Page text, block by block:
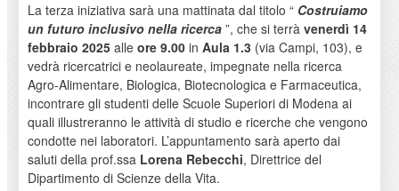
La terza iniziativa sarà una mattinata dal titolo “ Costruiamo
un futuro inclusivo nella ricerca ”, che si terrà venerdì 14
febbraio 2025alle ore 9.00in Aula 1.3(via Campi, 103), e
vedrà ricercatrici e neolaureate, impegnate nella ricerca
Agro-Alimentare, Biologica, Biotecnologica e Farmaceutica,
incontrare gli studenti delle Scuole Superiori di Modena ai
quali illustreranno le attività di studio e ricerche che vengono
condotte nei laboratori. L’appuntamento sarà aperto dai
saluti della prof.ssa Lorena Rebecchi, Direttrice del
Dipartimento di Scienze della Vita.